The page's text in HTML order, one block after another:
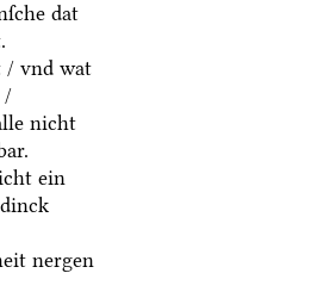
dat
/ vnd wat
/
nicht
ein
nergen